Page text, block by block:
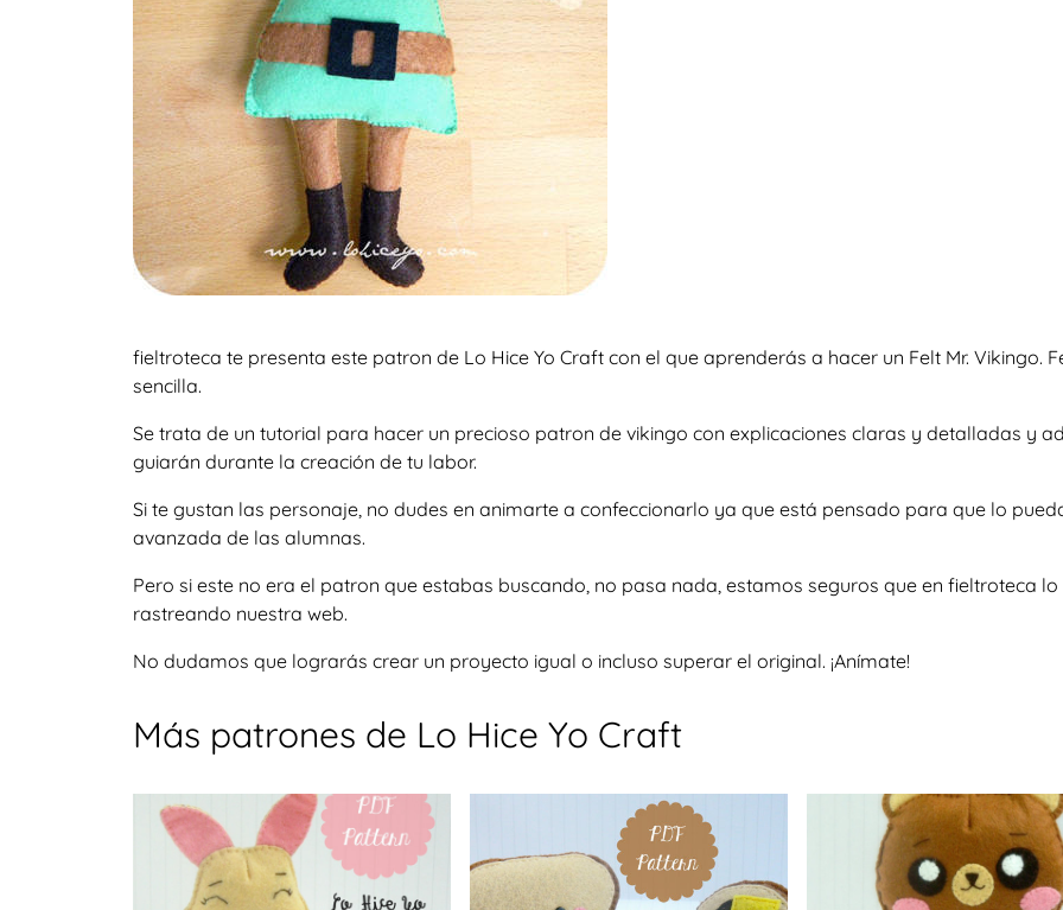
fieltroteca te presenta este patron de Lo Hice Yo Craft con el que aprenderás a hacer un Felt Mr. Vikingo.
sencilla.
Se trata de un tutorial para hacer un precioso patron de vikingo con explicaciones claras y detalladas y
guiarán durante la creación de tu labor.
Si te gustan las personaje, no dudes en animarte a confeccionarlo ya que está pensado para que lo
avanzada de las alumnas.
Pero si este no era el patron que estabas buscando, no pasa nada, estamos seguros que en fieltroteca
rastreando nuestra web.
No dudamos que lograrás crear un proyecto igual o incluso superar el original. ¡Anímate!
Más patrones de Lo Hice Yo Craft